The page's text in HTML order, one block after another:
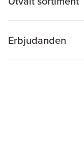
Erbjudanden